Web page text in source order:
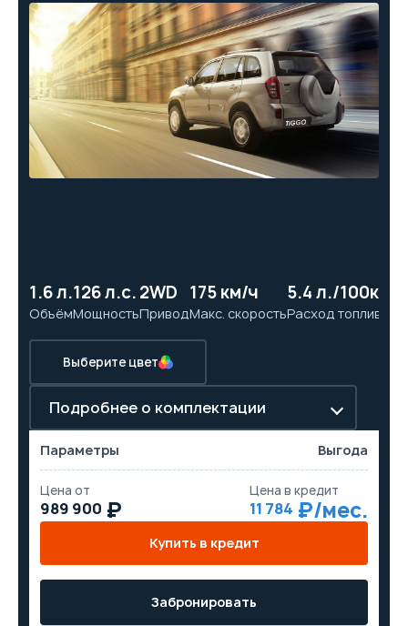
1.6 л.
Объём
126 л.с.
Мощность
2WD
Привод
175 км/ч
Макс. скорость
5.4 л./100км
Расход топлива
Выберите цвет
Подробнее о комплектации
Параметры Выгода
Цена от
989 900
Цена в кредит
11 784
Купить в кредит
Забронировать